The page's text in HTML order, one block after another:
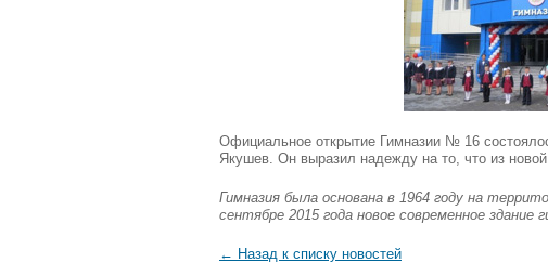
Официальное открытие Гимназии № 16
Якушев. Он выразил надежду на то, что из
Гимназия была основана в 1964 году на
сентябре 2015 года новое современное здание
← Назад к списку новостей